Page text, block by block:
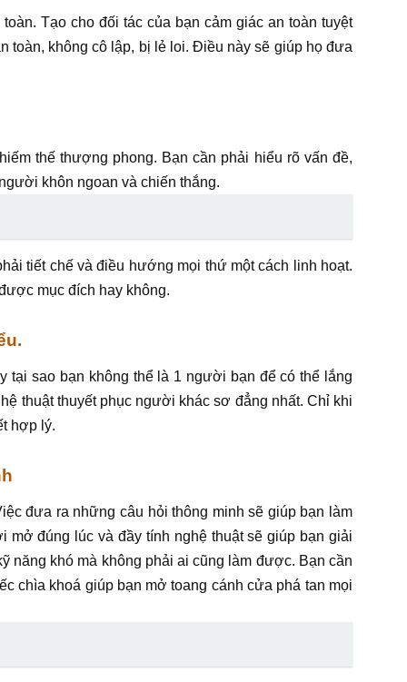
Tạo cho đối tác của bạn cảm giác an toàn tuyệt
không cô lập, bị lẻ loi. Điều này sẽ giúp họ đưa
thế thượng phong. Bạn cần phải hiểu rõ vấn đề,
khôn ngoan và chiến thắng.
tiết chế và điều hướng mọi thứ một cách linh hoạt.
mục đích hay không.
tại sao bạn không thể là 1 người bạn để có thể lắng
thuật thuyết phục người khác sơ đẳng nhất. Chỉ khi
hợp lý.
đưa ra những câu hỏi thông minh sẽ giúp bạn làm
đúng lúc và đầy tính nghệ thuật sẽ giúp bạn giải
năng khó mà không phải ai cũng làm được. Bạn cần
chìa khoá giúp bạn mở toang cánh cửa phá tan mọi